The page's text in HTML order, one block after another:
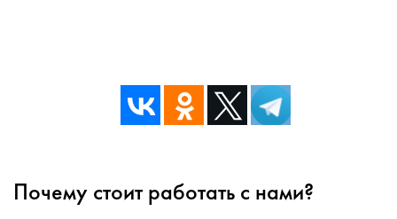
Почему стоит работать с нами?